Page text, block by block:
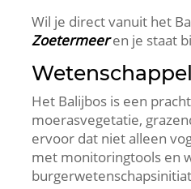
Wil je direct vanuit het
Zoetermeeren je staat
Het Balijbos is een
moerasvegetatie,
ervoor dat niet alleen
met monitoringtools en